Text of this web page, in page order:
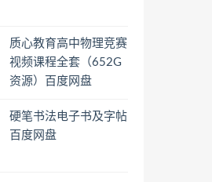
质心教育高中物理竞赛
视频课程全套（652G
资源）百度网盘
硬笔书法电子书及字帖
百度网盘